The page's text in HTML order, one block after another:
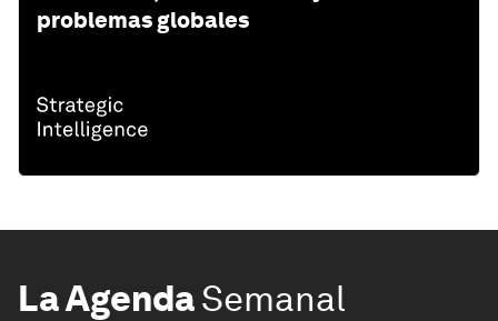
problemas globales
La AgendaSemanal